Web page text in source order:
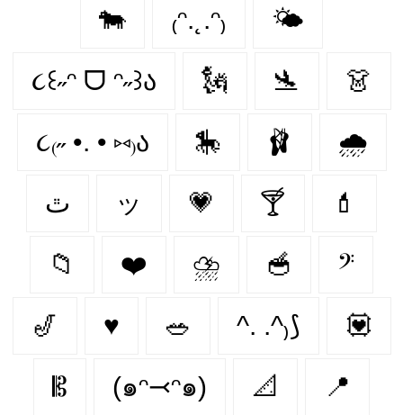
🐄 ₍ᵔ.˛.ᵔ₎ 🌤️
૮꒰˶ᵔ ᗜ ᵔ˶꒱ა 🗽 🛬 👗
૮₍˶ •. • ⑅₎ა 🎠 🩰 🌧️
ٿ ッ 💗 🍸 💄
📁 ❤️ ⛈️ 🥣 𝄢
🎷 ♥️ 🥗 ^. .^₎⟆ 💟
𝄡 (๑ᵔ⤙ᵔ๑) 📐 📍